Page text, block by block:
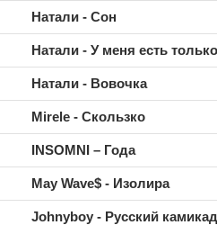
Натали - Сон
Натали - У меня есть
Натали - Вовочка
Mirele - Скользко
INSOMNI – Года
May Wave$ - Изолира
Johnyboy - Русский